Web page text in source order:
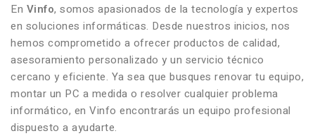
En Vinfo, somos apasionados de la tecnología y expertos
en soluciones informáticas. Desde nuestros inicios, nos
hemos comprometido a ofrecer productos de calidad,
asesoramiento personalizado y un servicio técnico
cercano y eficiente. Ya sea que busques renovar tu equipo,
montar un PC a medida o resolver cualquier problema
informático, en Vinfo encontrarás un equipo profesional
dispuesto a ayudarte.